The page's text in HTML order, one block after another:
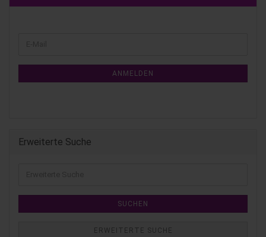
ANMELDEN
Erweiterte Suche
SUCHEN
ERWEITERTE SUCHE